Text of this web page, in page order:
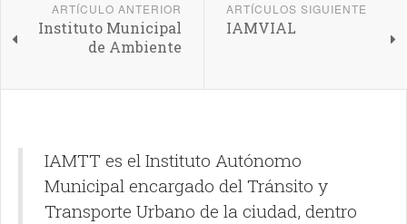
ARTÍCULO ANTERIOR
Instituto Municipal
de Ambiente
ARTÍCULOS SIGUIENTE
IAMVIAL
IAMTT es el Instituto Autónomo
Municipal encargado del Tránsito y
Transporte Urbano de la ciudad, dentro